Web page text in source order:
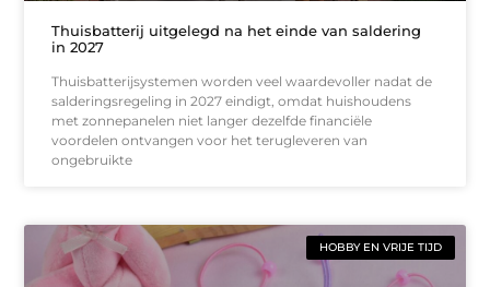
Thuisbatterij uitgelegd na het einde van saldering
in 2027
Thuisbatterijsystemen worden veel waardevoller nadat de
salderingsregeling in 2027 eindigt, omdat huishoudens
met zonnepanelen niet langer dezelfde financiële
voordelen ontvangen voor het terugleveren van
ongebruikte
HOBBY EN VRIJE TIJD